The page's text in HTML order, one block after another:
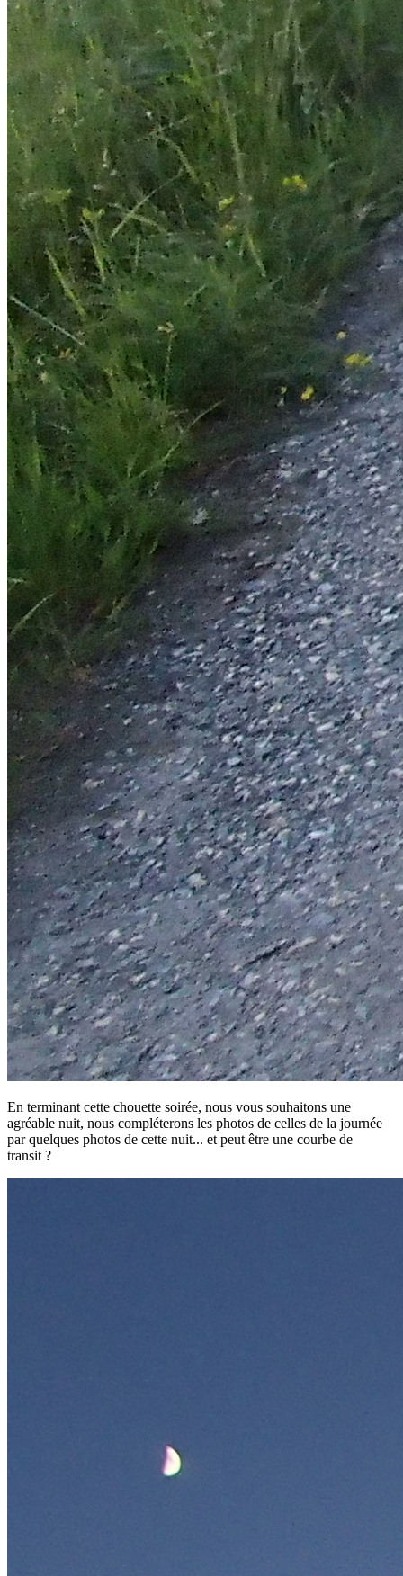
En terminant cette chouette soirée, nous vous souhaitons une
agréable nuit, nous compléterons les photos de celles de la journée
par quelques photos de cette nuit... et peut être une courbe de
transit ?